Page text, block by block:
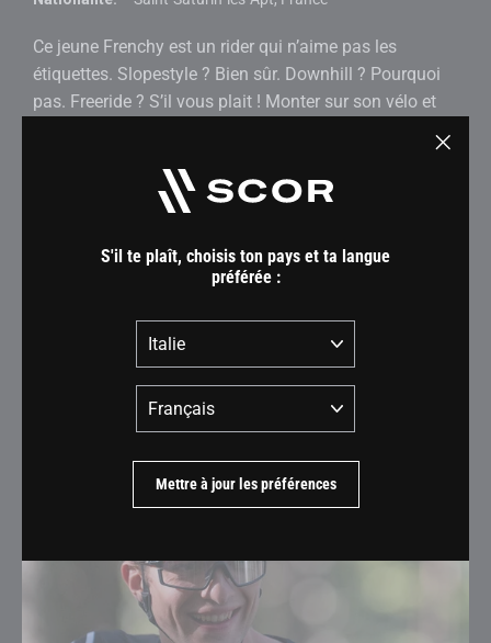
Ce jeune Frenchy est un rider qui n’aime pas les
étiquettes. Slopestyle ? Bien sûr. Downhill ? Pourquoi
pas. Freeride ? S’il vous plait ! Monter sur son vélo et
tout tranquille quand il n’est pas sur son vélo, mais sa
personnalité de pilote est à la hauteur des jumps qu’il
S'il te plaît, choisis ton pays et ta langue
préférée :
Langue
Mettre à jour les préférences